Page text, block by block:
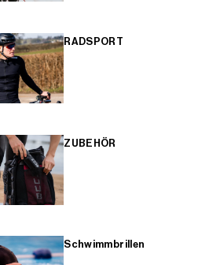
RADSPORT
ZUBEHÖR
Schwimmbrillen